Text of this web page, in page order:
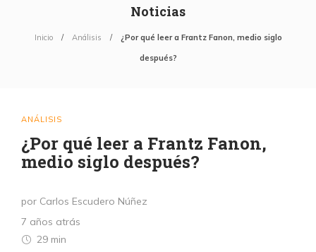
Noticias
Inicio Análisis ¿Por qué leer a Frantz Fanon, medio siglo
después?
ANÁLISIS
¿Por qué leer a Frantz Fanon,
medio siglo después?
por Carlos Escudero Núñez
7 años atrás
29 min